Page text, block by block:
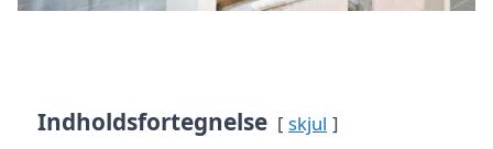
Indholdsfortegnelse skjul